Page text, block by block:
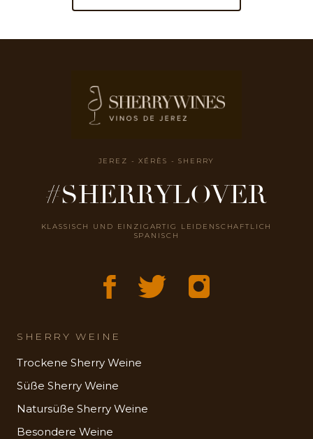
JEREZ - XÉRÈS - SHERRY
#SHERRYLOVER
KLASSISCH UND EINZIGARTIG LEIDENSCHAFTLICH
SPANISCH
SHERRY WEINE
Trockene Sherry Weine
Süße Sherry Weine
Natursüße Sherry Weine
Besondere Weine